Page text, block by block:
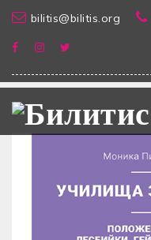
bilitis@bilitis.org